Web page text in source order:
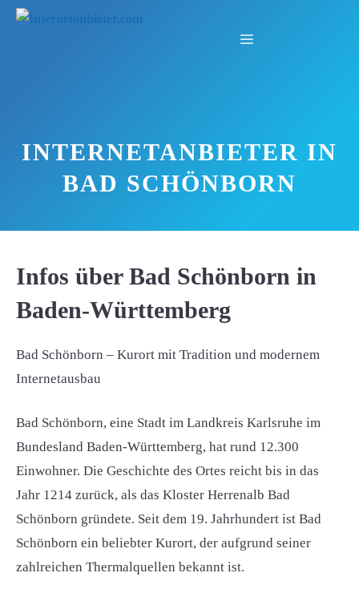
Zum
Menü
INTERNETANBIETER IN
BAD SCHÖNBORN
Infos über Bad Schönborn in
Baden-Württemberg
Bad Schönborn – Kurort mit Tradition und modernem
Internetausbau
Bad Schönborn, eine Stadt im Landkreis Karlsruhe im
Bundesland Baden-Württemberg, hat rund 12.300
Einwohner. Die Geschichte des Ortes reicht bis in das
Jahr 1214 zurück, als das Kloster Herrenalb Bad
Schönborn gründete. Seit dem 19. Jahrhundert ist Bad
Schönborn ein beliebter Kurort, der aufgrund seiner
zahlreichen Thermalquellen bekannt ist.